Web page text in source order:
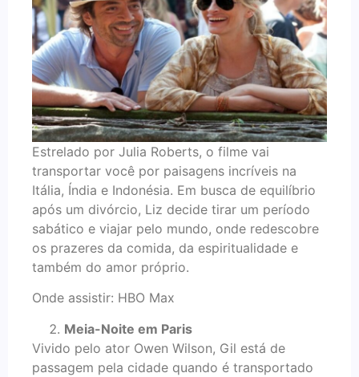
Estrelado por Julia Roberts, o filme vai
transportar você por paisagens incríveis na
Itália, Índia e Indonésia. Em busca de equilíbrio
após um divórcio, Liz decide tirar um período
sabático e viajar pelo mundo, onde redescobre
os prazeres da comida, da espiritualidade e
também do amor próprio.
Onde assistir: HBO Max
Meia-Noite em Paris
Vivido pelo ator Owen Wilson, Gil está de
passagem pela cidade quando é transportado